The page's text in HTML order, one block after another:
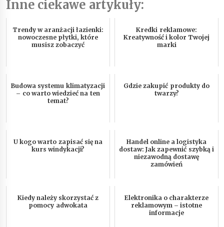
Inne ciekawe artykuły:
Trendy w aranżacji łazienki:
nowoczesne płytki, które
musisz zobaczyć
Kredki reklamowe:
Kreatywność i kolor Twojej
marki
Budowa systemu klimatyzacji
– co warto wiedzieć na ten
temat?
Gdzie zakupić produkty do
twarzy?
U kogo warto zapisać się na
kurs windykacji?
Handel online a logistyka
dostaw: Jak zapewnić szybką i
niezawodną dostawę
zamówień
Kiedy należy skorzystać z
pomocy adwokata
Elektronika o charakterze
reklamowym – istotne
informacje